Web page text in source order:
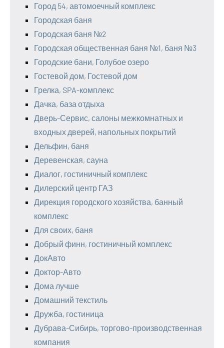
Город 54, автомоечный комплекс
Городская баня
Городская баня №2
Городская общественная баня №1, баня №3
Городские бани, Голубое озеро
Гостевой дом, Гостевой дом
Грелка, SPA-комплекс
Дачка, база отдыха
Дверь-Сервис, салоны межкомнатных и
входных дверей, напольных покрытий
Дельфин, баня
Деревенская, сауна
Диалог, гостиничный комплекс
Дилерский центр ГАЗ
Дирекция городского хозяйства, банный
комплекс
Для своих, баня
Добрый финн, гостиничный комплекс
ДокАвто
Доктор-Авто
Дома лучше
Домашний текстиль
Дружба, гостиница
Дубрава-Сибирь, торгово-производственная
компания